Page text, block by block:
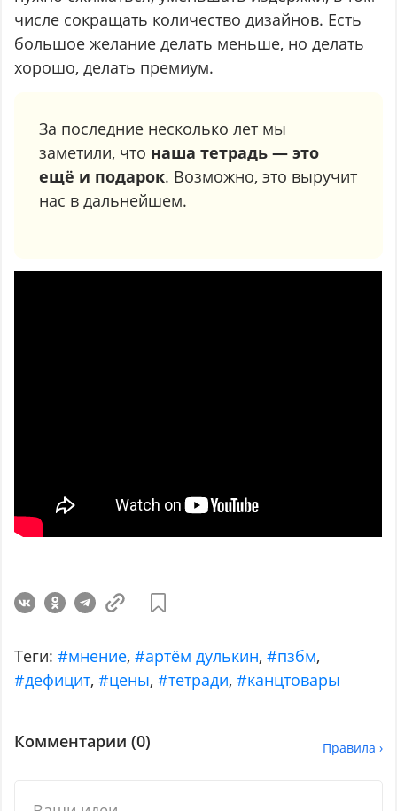
числе сокращать количество дизайнов. Есть
большое желание делать меньше, но делать
хорошо, делать премиум.
За последние несколько лет мы
заметили, что наша тетрадь — это
ещё и подарок. Возможно, это выручит
нас в дальнейшем.
Теги: #мнение,#артём дулькин,#пзбм,
#дефицит,#цены,#тетради,#канцтовары
Комментарии (0) Правила ›